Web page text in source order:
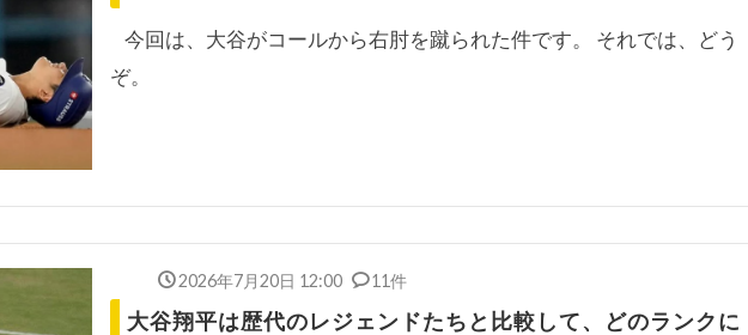
今回は、大谷がコールから右肘を蹴られた件です。 それでは、どう
ぞ。
2026年7月20日 12:00 11件
大谷翔平は歴代のレジェンドたちと比較して、どのランクに